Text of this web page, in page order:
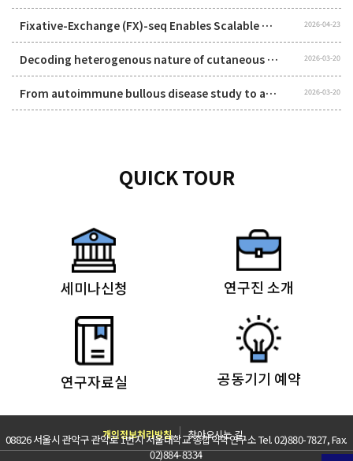
Fixative-Exchange (FX)-seq Enables Scalable Single-Nucleus and Spatial Transcriptomics in FFPE Clinical Specimens 2026-04-23
Decoding heterogenous nature of cutaneous myeloid compartment 2026-03-20
From autoimmune bullous disease study to advanced immunoimaging 2026-03-20
QUICK TOUR
세미나신청 연구진 소개
연구자료실 공동기기 예약
개인정보처리방침 찾아오시는 길
08826 서울시 관악구 관악로 1번지 서울대학교 종합약학연구소 Tel. 02)880-7827, Fax.
02)884-8334